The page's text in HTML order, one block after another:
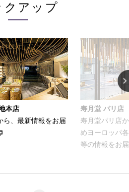
クアップ
本店
ら、最新情報をお届
寿月堂 パリ店
寿月堂パリ店
めヨーロッパ
等の情報をお